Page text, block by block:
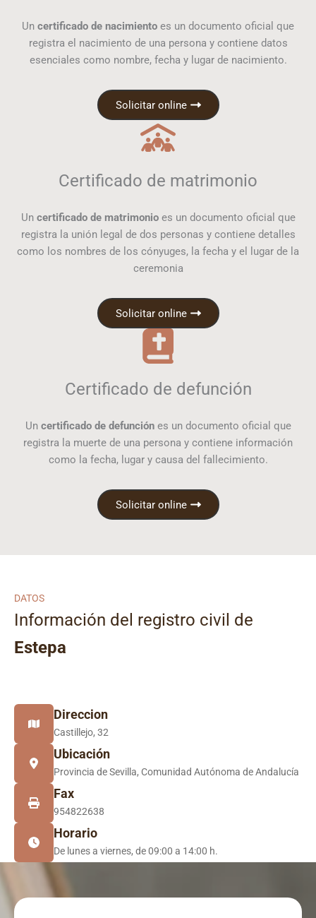
Un certificado de nacimiento es un documento oficial que
registra el nacimiento de una persona y contiene datos
esenciales como nombre, fecha y lugar de nacimiento.
Solicitar online
Certificado de matrimonio
Un certificado de matrimonioes un documento oficial que
registra la unión legal de dos personas y contiene detalles
como los nombres de los cónyuges, la fecha y el lugar de la
ceremonia
Solicitar online
Certificado de defunción
Un certificado de defunciónes un documento oficial que
registra la muerte de una persona y contiene información
como la fecha, lugar y causa del fallecimiento.
Solicitar online
DATOS
Información del registro civil de
Estepa
Direccion
Castillejo, 32
Ubicación
Provincia de Sevilla, Comunidad Autónoma de Andalucía
Fax
954822638
Horario
De lunes a viernes, de 09:00 a 14:00 h.